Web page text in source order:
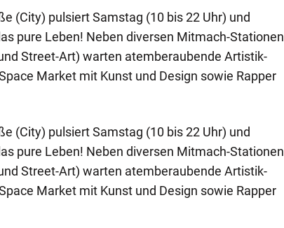
(City) pulsiert Samstag (10 bis 22 Uhr) und
pure Leben! Neben diversen Mitmach-Stationen
Street-Art) warten atemberaubende Artistik-
Market mit Kunst und Design sowie Rapper
(City) pulsiert Samstag (10 bis 22 Uhr) und
pure Leben! Neben diversen Mitmach-Stationen
Street-Art) warten atemberaubende Artistik-
Market mit Kunst und Design sowie Rapper